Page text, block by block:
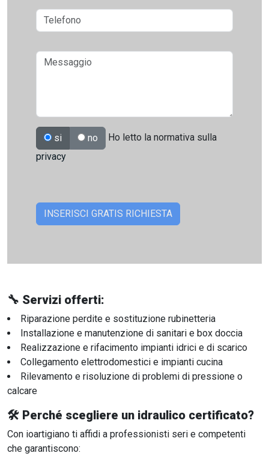
si no
Ho letto la normativa sulla
privacy
🔧 Servizi offerti:
Riparazione perdite e sostituzione rubinetteria
Installazione e manutenzione di sanitari e box doccia
Realizzazione e rifacimento impianti idrici e di scarico
Collegamento elettrodomestici e impianti cucina
Rilevamento e risoluzione di problemi di pressione o
calcare
🛠️ Perché scegliere un idraulico certificato?
Con ioartigiano ti affidi a professionisti seri e competenti
che garantiscono: